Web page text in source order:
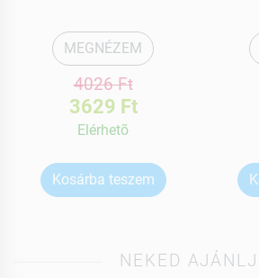
MEGNÉZEM
4026 Ft
3629 Ft
Elérhetõ
Kosárba teszem
NEKED